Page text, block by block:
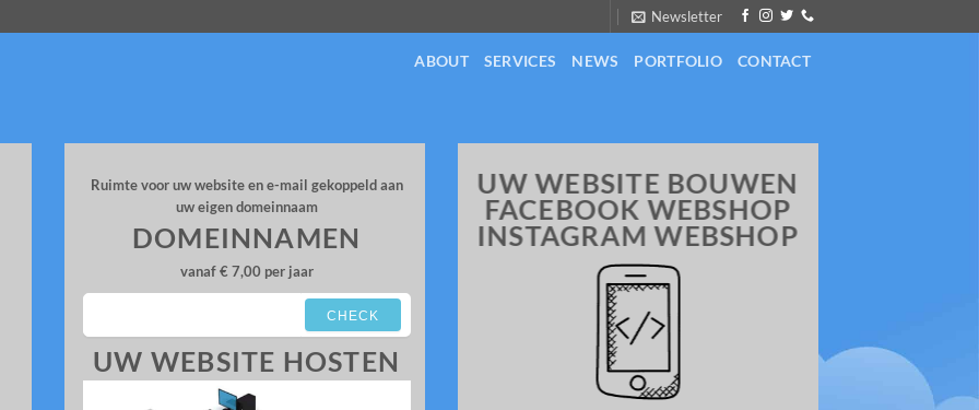
Newsletter
ABOUT SERVICES NEWS PORTFOLIO CONTACT
Ruimte voor uw website en e-mail gekoppeld aan
uw eigen domeinnaam
DOMEINNAMEN
vanaf € 7,00 per jaar
CHECK
UW WEBSITE HOSTEN
UW WEBSITE BOUWEN
FACEBOOK WEBSHOP
INSTAGRAM WEBSHOP